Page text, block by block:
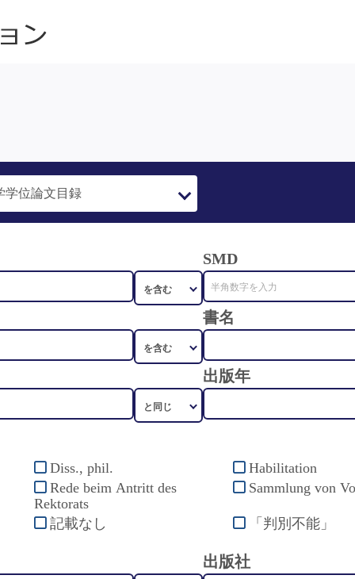
SMD
書名
出版年
Diss., phil. Habilitation
Rede beim Antritt des
Rektorats
Sammlung von
記載なし 「判別不能」
出版社